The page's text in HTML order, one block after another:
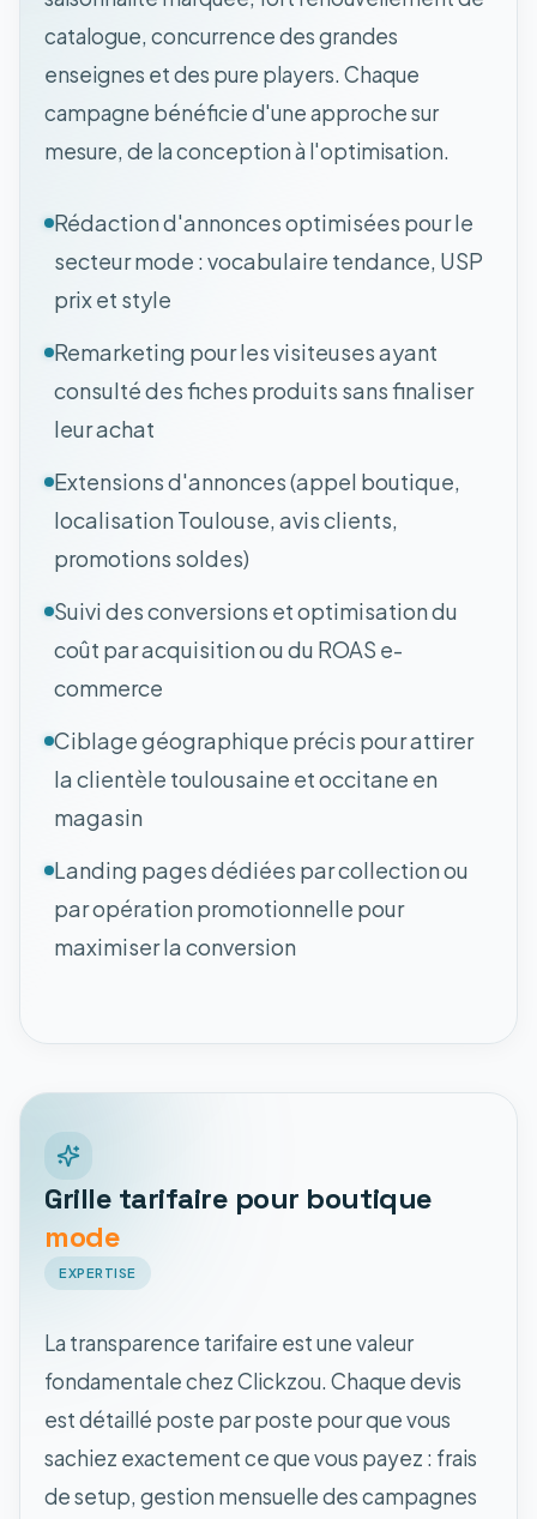
catalogue, concurrence des grandes
enseignes et des pure players. Chaque
campagne bénéficie d'une approche sur
mesure, de la conception à l'optimisation.
Rédaction d'annonces optimisées pour le
secteur mode : vocabulaire tendance, USP
prix et style
Remarketing pour les visiteuses ayant
consulté des fiches produits sans finaliser
leur achat
Extensions d'annonces (appel boutique,
localisation Toulouse, avis clients,
promotions soldes)
Suivi des conversions et optimisation du
coût par acquisition ou du ROAS e-
commerce
Ciblage géographique précis pour attirer
la clientèle toulousaine et occitane en
magasin
Landing pages dédiées par collection ou
par opération promotionnelle pour
maximiser la conversion
Grille tarifaire pour boutique
mode
EXPERTISE
La transparence tarifaire est une valeur
fondamentale chez Clickzou. Chaque devis
est détaillé poste par poste pour que vous
sachiez exactement ce que vous payez : frais
de setup, gestion mensuelle des campagnes